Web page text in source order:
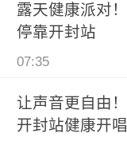
露天健康派对
停靠开封站
07:35
让声音更自由
开封站健康开唱